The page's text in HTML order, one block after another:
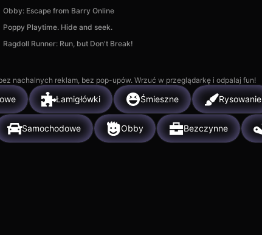
Obby: Escape from Barry Online
Poppy Playtime. Hide and seek.
Ragdoll Runner: Run, but Don't Break!
nachalnych reklam, bez pop-upów. Wrzuć w przeglądarkę i odpalaj fun!
Łamigłówki Śmieszne Rysowanie
Samochodowe Obby Bezczynne